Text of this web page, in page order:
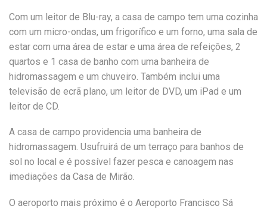
Com um leitor de Blu-ray, a casa de campo tem uma cozinha
com um micro-ondas, um frigorífico e um forno, uma sala de
estar com uma área de estar e uma área de refeições, 2
quartos e 1 casa de banho com uma banheira de
hidromassagem e um chuveiro. Também inclui uma
televisão de ecrã plano, um leitor de DVD, um iPad e um
leitor de CD.
A casa de campo providencia uma banheira de
hidromassagem. Usufruirá de um terraço para banhos de
sol no local e é possível fazer pesca e canoagem nas
imediações da Casa de Mirão.
O aeroporto mais próximo é o Aeroporto Francisco Sá